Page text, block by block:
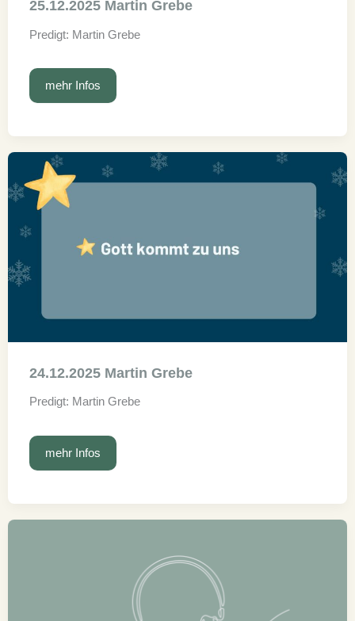
25.12.2025 Martin Grebe
Predigt: Martin Grebe
25.12.2025
Grebe
mehr Infos
24.12.2025 Martin Grebe
Predigt: Martin Grebe
24.12.2025
Grebe
mehr Infos